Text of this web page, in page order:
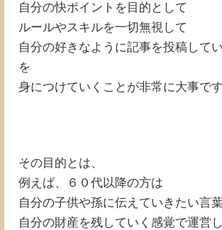
自分の快ポイントを目的として
ルールやスキルを一切無視して
自分の好きなように記事を投稿して
を
身につけていくことが非常に大事です
その目的とは、
例えば、６０代以降の方は
自分の子供や孫に伝えていきたい言
自分の財産を残していく感覚で運営